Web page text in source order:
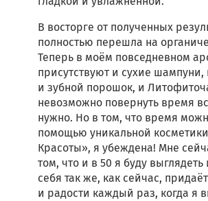
В восторге от полученных
полностью перешла на
Теперь в моём повседневном
присутствуют и сухие шампуни,
и зубной порошок, и
невозможно повернуть время
нужно. Но в том, что время
помощью уникальной
Красоты», я убеждена! Мне
том, что и в 50 я буду выглядеть
себя так же, как сейчас,
и радости каждый раз, когда я